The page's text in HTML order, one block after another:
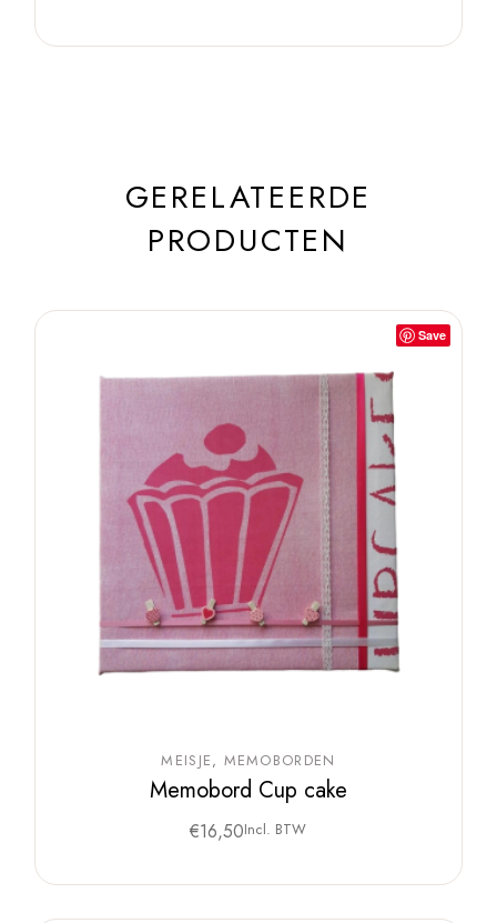
GERELATEERDE
PRODUCTEN
Save
MEISJE MEMOBORDEN
Memobord Cup cake
€16,50Incl. BTW